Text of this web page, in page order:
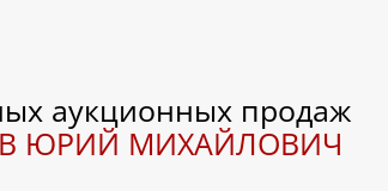
аукционных продаж
ЮРИЙ МИХАЙЛОВИЧ